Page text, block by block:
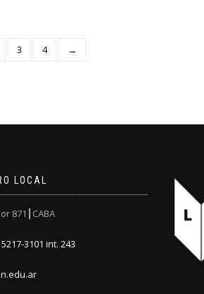
3 4 →
LOCAL
871┃CABA
3101 int. 243